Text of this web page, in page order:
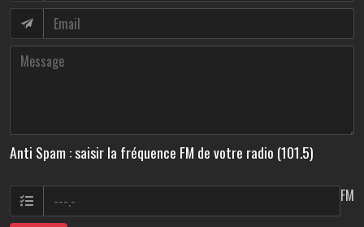
Anti Spam : saisir la fréquence FM de votre radio (101.5)
FM